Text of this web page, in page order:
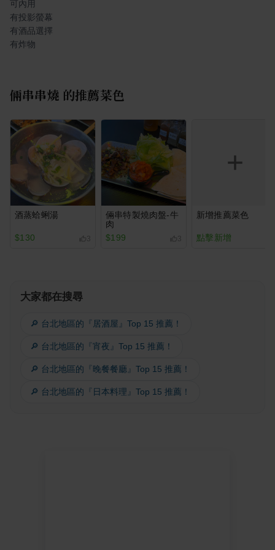
可內用
有投影螢幕
有酒品選擇
有炸物
倆串串燒 的推薦菜色
酒蒸蛤蜊湯
$130 3
倆串特製燒肉盤-牛
肉
$199
3
新增推薦菜色
點擊新增
大家都在搜尋
🔎 台北地區的『居酒屋』Top 15 推薦！
🔎 台北地區的『宵夜』Top 15 推薦！
🔎 台北地區的『晚餐餐廳』Top 15 推薦！
🔎 台北地區的『日本料理』Top 15 推薦！